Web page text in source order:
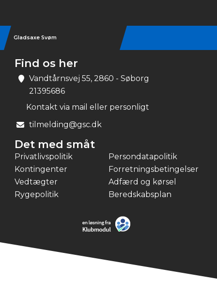
Gladsaxe Svøm
Find os her
Vandtårnsvej 55, 2860 - Søborg
21395686
Kontakt via mail eller personligt
tilmelding@gsc.dk
Det med småt
Privatlivspolitik
Persondatapolitik
Kontingenter
Forretningsbetingelser
Vedtægter
Adfærd og kørsel
Rygepolitik
Beredskabsplan